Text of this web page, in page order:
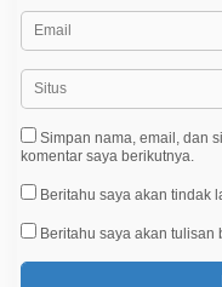
Simpan nama, email, dan
komentar saya berikutnya.
Beritahu saya akan tindak
Beritahu saya akan tulisan